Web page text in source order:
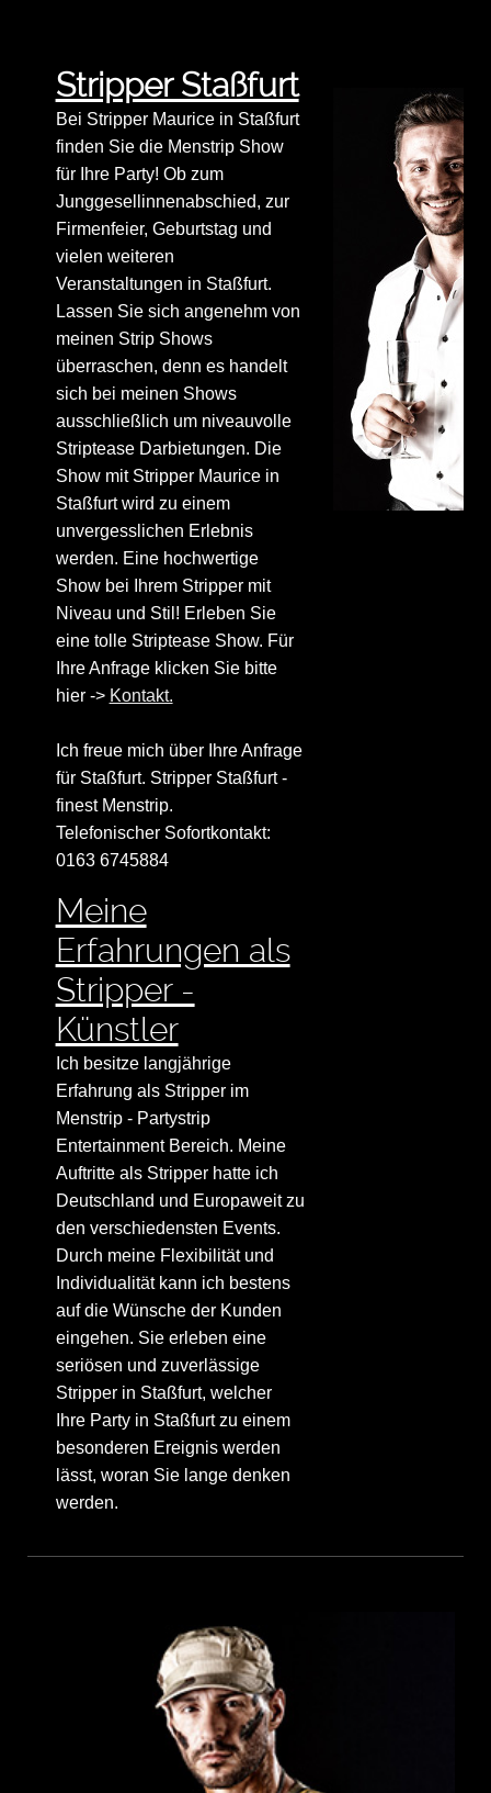
Stripper Staßfurt
Bei Stripper Maurice in Staßfurt
finden Sie die Menstrip Show
für Ihre Party! Ob zum
Junggesellinnenabschied, zur
Firmenfeier, Geburtstag und
vielen weiteren
Veranstaltungen in Staßfurt.
Lassen Sie sich angenehm von
meinen Strip Shows
überraschen, denn es handelt
sich bei meinen Shows
ausschließlich um niveauvolle
Striptease Darbietungen. Die
Show mit Stripper Maurice in
Staßfurt wird zu einem
unvergesslichen Erlebnis
werden. Eine hochwertige
Show bei Ihrem Stripper mit
Niveau und Stil! Erleben Sie
eine tolle Striptease Show. Für
Ihre Anfrage klicken Sie bitte
hier -> Kontakt.
Ich freue mich über Ihre Anfrage
für Staßfurt. Stripper Staßfurt -
finest Menstrip.
Telefonischer Sofortkontakt:
0163 6745884
Meine
Erfahrungen als
Stripper -
Künstler
Ich besitze langjährige
Erfahrung als Stripper im
Menstrip - Partystrip
Entertainment Bereich. Meine
Auftritte als Stripper hatte ich
Deutschland und Europaweit zu
den verschiedensten Events.
Durch meine Flexibilität und
Individualität kann ich bestens
auf die Wünsche der Kunden
eingehen. Sie erleben eine
seriösen und zuverlässige
Stripper in Staßfurt, welcher
Ihre Party in Staßfurt zu einem
besonderen Ereignis werden
lässt, woran Sie lange denken
werden.